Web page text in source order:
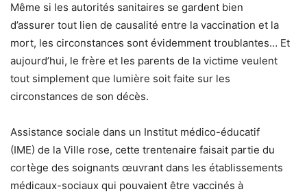
Même si les autorités sanitaires se gardent bien
d’assurer tout lien de causalité entre la vaccination et la
mort, les circonstances sont évidemment troublantes… Et
aujourd’hui, le frère et les parents de la victime veulent
tout simplement que lumière soit faite sur les
circonstances de son décès.
Assistance sociale dans un Institut médico-éducatif
(IME) de la Ville rose, cette trentenaire faisait partie du
cortège des soignants œuvrant dans les établissements
médicaux-sociaux qui pouvaient être vaccinés à